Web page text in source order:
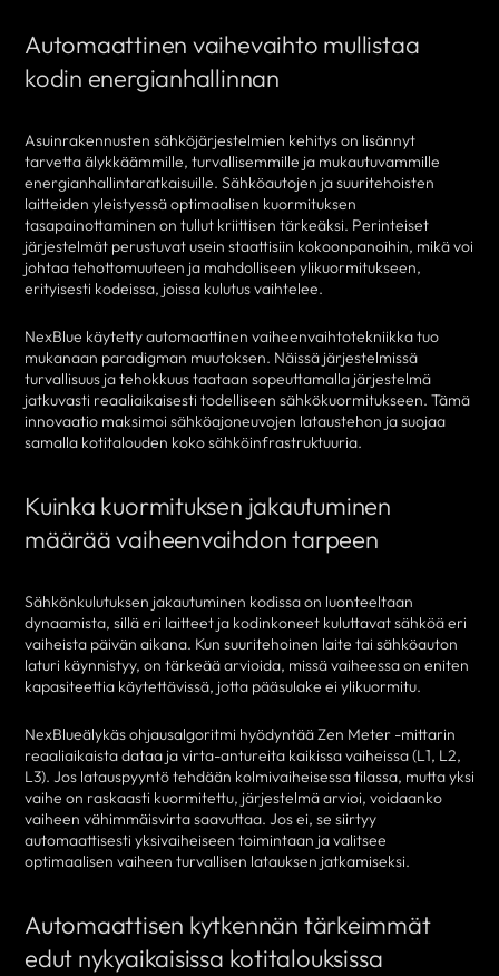
Automaattinen vaihevaihto mullistaa
kodin energianhallinnan
Asuinrakennusten sähköjärjestelmien kehitys on lisännyt
tarvetta älykkäämmille, turvallisemmille ja mukautuvammille
energianhallintaratkaisuille. Sähköautojen ja suuritehoisten
laitteiden yleistyessä optimaalisen kuormituksen
tasapainottaminen on tullut kriittisen tärkeäksi. Perinteiset
järjestelmät perustuvat usein staattisiin kokoonpanoihin, mikä voi
johtaa tehottomuuteen ja mahdolliseen ylikuormitukseen,
erityisesti kodeissa, joissa kulutus vaihtelee.
NexBlue käytetty automaattinen vaiheenvaihtotekniikka tuo
mukanaan paradigman muutoksen. Näissä järjestelmissä
turvallisuus ja tehokkuus taataan sopeuttamalla järjestelmä
jatkuvasti reaaliaikaisesti todelliseen sähkökuormitukseen. Tämä
innovaatio maksimoi sähköajoneuvojen lataustehon ja suojaa
samalla kotitalouden koko sähköinfrastruktuuria.
Kuinka kuormituksen jakautuminen
määrää vaiheenvaihdon tarpeen
Sähkönkulutuksen jakautuminen kodissa on luonteeltaan
dynaamista, sillä eri laitteet ja kodinkoneet kuluttavat sähköä eri
vaiheista päivän aikana. Kun suuritehoinen laite tai sähköauton
laturi käynnistyy, on tärkeää arvioida, missä vaiheessa on eniten
kapasiteettia käytettävissä, jotta pääsulake ei ylikuormitu.
NexBlueälykäs ohjausalgoritmi hyödyntää Zen Meter -mittarin
reaaliaikaista dataa ja virta-antureita kaikissa vaiheissa (L1, L2,
L3). Jos latauspyyntö tehdään kolmivaiheisessa tilassa, mutta yksi
vaihe on raskaasti kuormitettu, järjestelmä arvioi, voidaanko
vaiheen vähimmäisvirta saavuttaa. Jos ei, se siirtyy
automaattisesti yksivaiheiseen toimintaan ja valitsee
optimaalisen vaiheen turvallisen latauksen jatkamiseksi.
Automaattisen kytkennän tärkeimmät
edut nykyaikaisissa kotitalouksissa